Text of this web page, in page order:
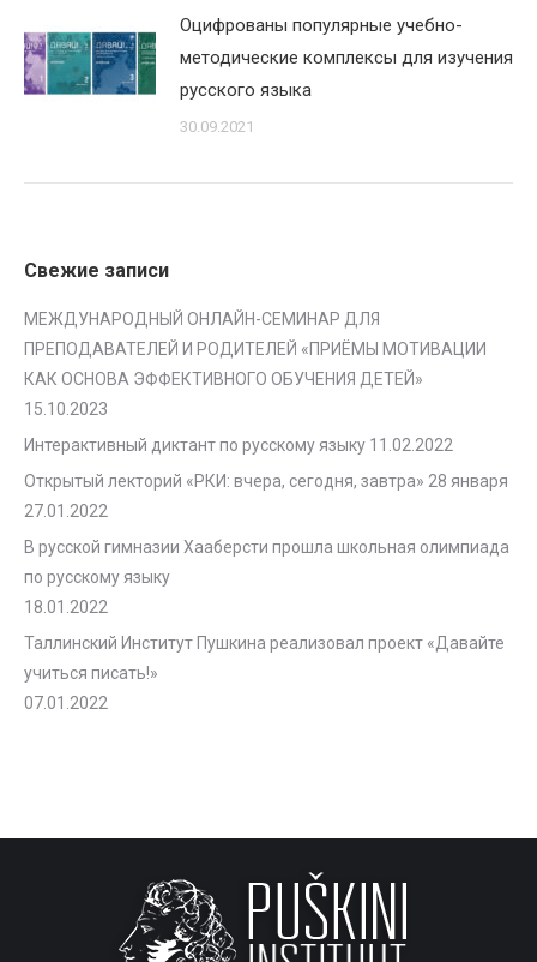
Оцифрованы популярные учебно-
методические комплексы для изучения
русского языка
30.09.2021
Свежие записи
МЕЖДУНАРОДНЫЙ ОНЛАЙН-СЕМИНАР ДЛЯ
ПРЕПОДАВАТЕЛЕЙ И РОДИТЕЛЕЙ «ПРИЁМЫ МОТИВАЦИИ
КАК ОСНОВА ЭФФЕКТИВНОГО ОБУЧЕНИЯ ДЕТЕЙ»
15.10.2023
Интерактивный диктант по русскому языку 11.02.2022
Открытый лекторий «РКИ: вчера, сегодня, завтра» 28 января
27.01.2022
В русской гимназии Хааберсти прошла школьная олимпиада
по русскому языку
18.01.2022
Таллинский Институт Пушкина реализовал проект «Давайте
учиться писать!»
07.01.2022